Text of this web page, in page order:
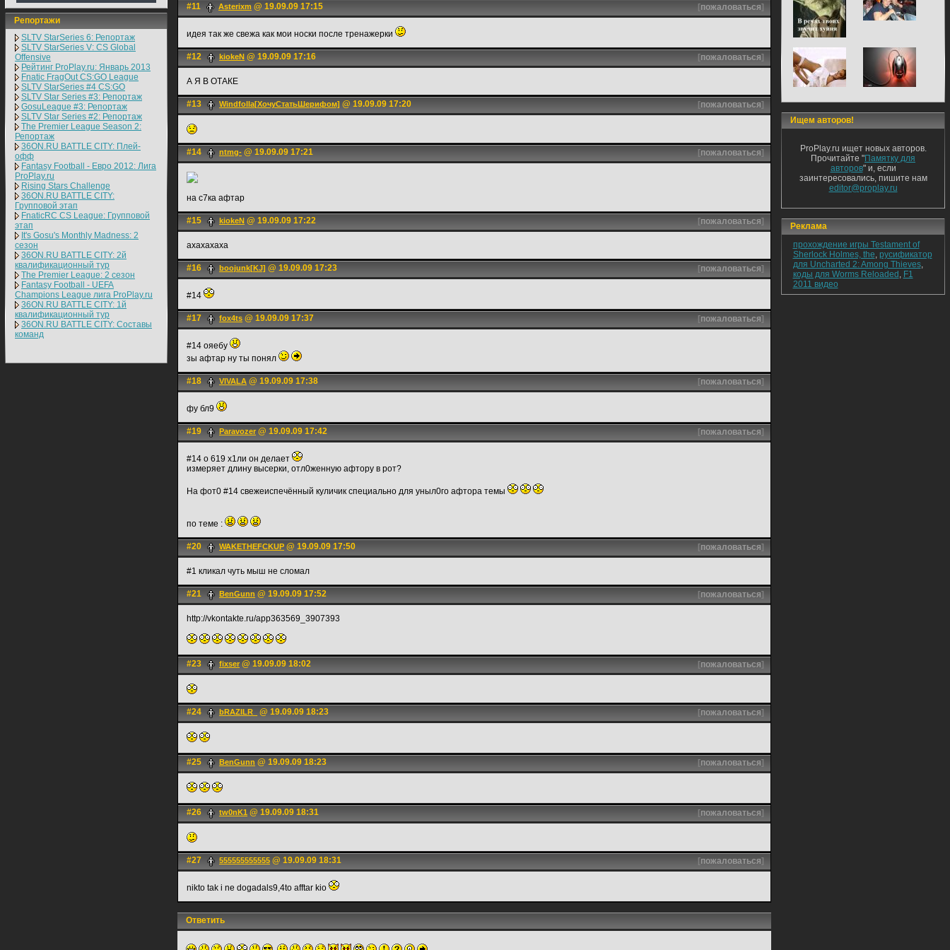
Репортажи
SLTV StarSeries 6: Репортаж
SLTV StarSeries V: CS Global
Offensive
Рейтинг ProPlay.ru: Январь 2013
Fnatic FragOut CS:GO League
SLTV StarSeries #4 CS:GO
SLTV Star Series #3: Репортаж
GosuLeague #3: Репортаж
SLTV Star Series #2: Репортаж
The Premier League Season 2:
Репортаж
36ON.RU BATTLE CITY: Плей-
офф
Fantasy Football - Евро 2012: Лига
ProPlay.ru
Rising Stars Challenge
36ON.RU BATTLE CITY:
Групповой этап
FnaticRC CS League: Групповой
этап
It's Gosu's Monthly Madness: 2
сезон
36ON.RU BATTLE CITY: 2й
квалификационный тур
The Premier League: 2 cезон
Fantasy Football - UEFA
Champions League лига ProPlay.ru
36ON.RU BATTLE CITY: 1й
квалификационный тур
36ON.RU BATTLE CITY: Составы
команд
#11 Asterixm @ 19.09.09 17:15 [пожаловаться]
идея так же свежа как мои носки после тренажерки
#12 kiokeN @ 19.09.09 17:16 [пожаловаться]
А Я В ОТАКЕ
#13 Windfolla[ХочуСтатьШерифом] @ 19.09.09 17:20 [пожаловаться]
#14 ntmg- @ 19.09.09 17:21 [пожаловаться]
на с7ка афтар
#15 kiokeN @ 19.09.09 17:22 [пожаловаться]
axaxaxaxa
#16 boojunk[KJ] @ 19.09.09 17:23 [пожаловаться]
#14
#17 fox4ts @ 19.09.09 17:37 [пожаловаться]
#14 ояебу
зы афтар ну ты понял
#18 VIVALA @ 19.09.09 17:38 [пожаловаться]
фу бл9
#19 Paravozer @ 19.09.09 17:42 [пожаловаться]
#14 о 619 х1ли он делает
измеряет длину высерки, отл0женную афтору в рот?
На фот0 #14 свежеиспечённый куличик специально для уныл0го афтора темы
по теме :
#20 WAKETHEFCKUP @ 19.09.09 17:50 [пожаловаться]
#1 кликал чуть мыш не сломал
#21 BenGunn @ 19.09.09 17:52 [пожаловаться]
http://vkontakte.ru/app363569_3907393
#23 fixser @ 19.09.09 18:02 [пожаловаться]
#24 bRAZILR_ @ 19.09.09 18:23 [пожаловаться]
#25 BenGunn @ 19.09.09 18:23 [пожаловаться]
#26 tw0nK1 @ 19.09.09 18:31 [пожаловаться]
#27 555555555555 @ 19.09.09 18:31 [пожаловаться]
nikto tak i ne dogadals9,4to afftar kio
Ответить
Ищем авторов!
ProPlay.ru ищет новых авторов.
Прочитайте "Памятку для
авторов" и, если
заинтересовались, пишите нам
editor@proplay.ru
Реклама
прохождение игры Testament of
Sherlock Holmes, the, русификатор
для Uncharted 2: Among Thieves,
коды для Worms Reloaded , F1
2011 видео